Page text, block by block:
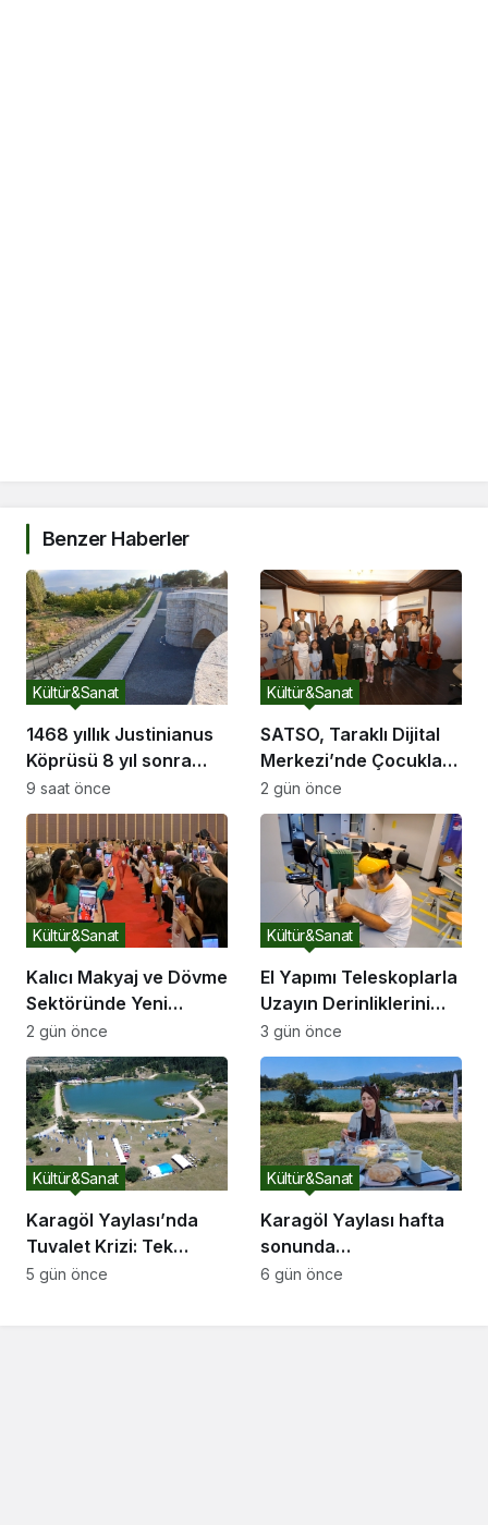
Benzer Haberler
1468 yıllık Justinianus
Köprüsü 8 yıl sonra
yeniden ziyarete açıldı
Kültür&Sanat
9 saat önce
SATSO, Taraklı Dijital
Merkezi’nde Çocukları
Sanatla Buluşturdu
Kültür&Sanat
2 gün önce
Kalıcı Makyaj ve Dövme
Sektöründe Yeni
Dönem: 2026’nın Ana
Gündemi Güvenli
Pigment ve Bilimsel
Eğitim
Kültür&Sanat
2 gün önce
El Yapımı Teleskoplarla
Uzayın Derinliklerini
Keşfediyorlar
Kültür&Sanat
3 gün önce
Karagöl Yaylası’nda
Tuvalet Krizi: Tek
Tuvalet Binlerce
Kültür&Sanat
5 gün önce
Karagöl Yaylası hafta
sonunda
doğaseverlerin akınına
Kültür&Sanat
6 gün önce